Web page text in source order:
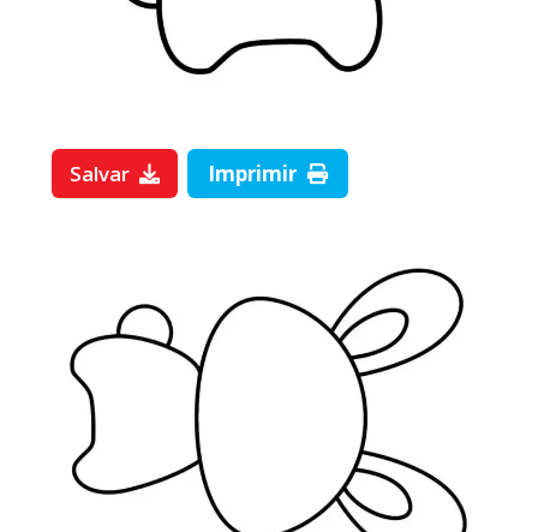
Salvar Imprimir